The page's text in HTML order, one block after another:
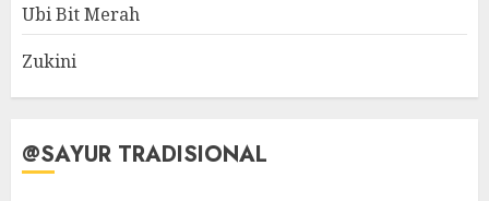
Ubi Bit Merah
Zukini
@SAYUR TRADISIONAL